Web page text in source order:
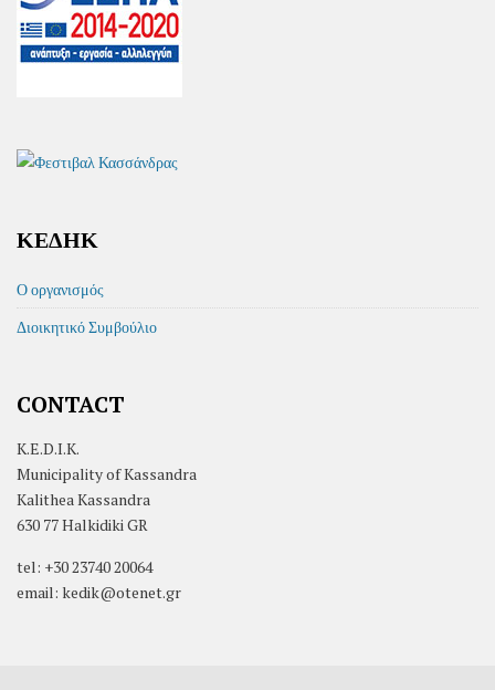
ΚΕΔΗΚ
Ο οργανισμός
Διοικητικό Συμβούλιο
CONTACT
K.E.D.I.K.
Municipality of Kassandra
Kalithea Kassandra
630 77 Halkidiki GR
tel: +30 23740 20064
email: kedik@otenet.gr